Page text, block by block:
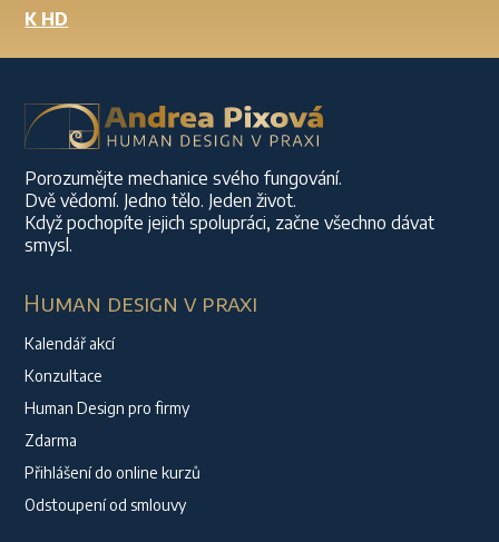
K HD
Porozumějte mechanice svého fungování.
Dvě vědomí. Jedno tělo. Jeden život.
Když pochopíte jejich spolupráci, začne všechno dávat
smysl.
Human design v praxi
Kalendář akcí
Konzultace
Human Design pro firmy
Zdarma
Přihlášení do online kurzů
Odstoupení od smlouvy